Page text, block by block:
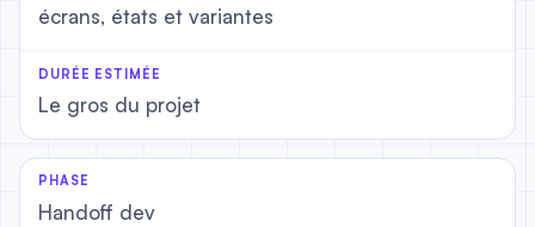
écrans, états et variantes
Le gros du projet
Handoff dev